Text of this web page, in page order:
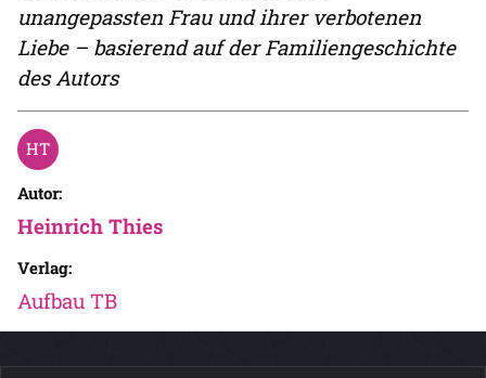
unangepassten Frau und ihrer verbotenen
Liebe – basierend auf der Familiengeschichte
des Autors
Autor:
Heinrich Thies
Verlag:
Aufbau TB